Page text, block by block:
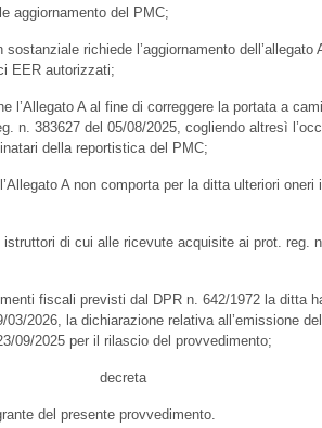
aggiornamento del PMC;
richiede l’aggiornamento dell’allegato
EER autorizzati;
l’Allegato A al fine di correggere la portata a
n. 383627 del 05/08/2025, cogliendo altresì
della reportistica del PMC;
A non comporta per la ditta ulteriori
di cui alle ricevute acquisite ai prot. reg.
fiscali previsti dal DPR n. 642/1972 la ditta
2026, la dichiarazione relativa all’emissione
09/2025 per il rilascio del provvedimento;
decreta
del presente provvedimento.